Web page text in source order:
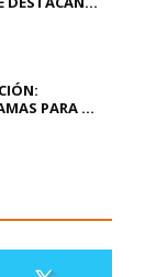
PARA ...